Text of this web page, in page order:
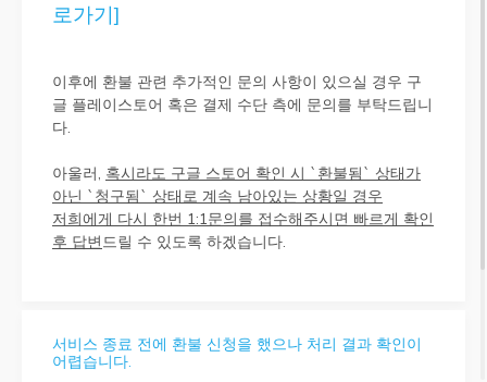
로가기]
이후에 환불 관련 추가적인 문의 사항이 있으실 경우 구
글 플레이스토어 혹은 결제 수단 측에 문의를 부탁드립니
다.
아울러, 혹시라도 구글 스토어 확인 시 `환불됨` 상태가
아닌 `청구됨` 상태로 계속 남아있는 상황일 경우
저희에게 다시 한번 1:1문의를 접수해주시면 빠르게 확인
후 답변드릴 수 있도록 하겠습니다.
서비스 종료 전에 환불 신청을 했으나 처리 결과 확인이
어렵습니다.